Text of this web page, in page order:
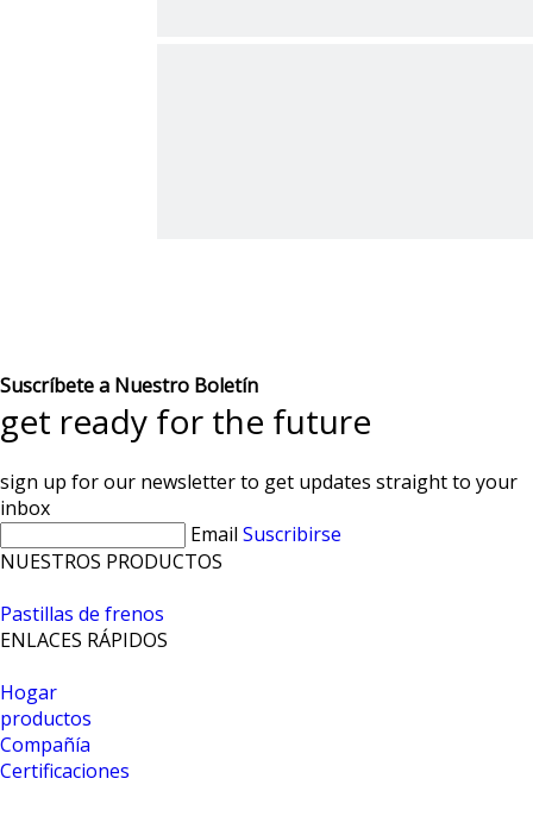
Suscríbete a Nuestro Boletín
get ready for the future
sign up for our newsletter to get updates straight to your
inbox
Email Suscribirse
NUESTROS PRODUCTOS
Pastillas de frenos
ENLACES RÁPIDOS
Hogar
productos
Compañía
Certificaciones